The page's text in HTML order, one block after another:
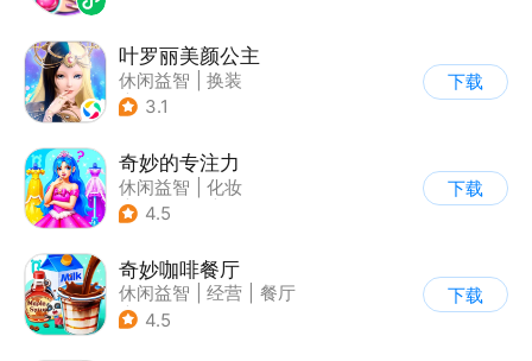
叶罗丽美颜公主
休闲益智
换装
| 动漫改编
3.1
下载
奇妙的专注力
休闲益智
化妆
| 宝宝巴士
4.5
下载
奇妙咖啡餐厅
休闲益智 经营
餐厅
| 宝宝巴士
4.5
下载